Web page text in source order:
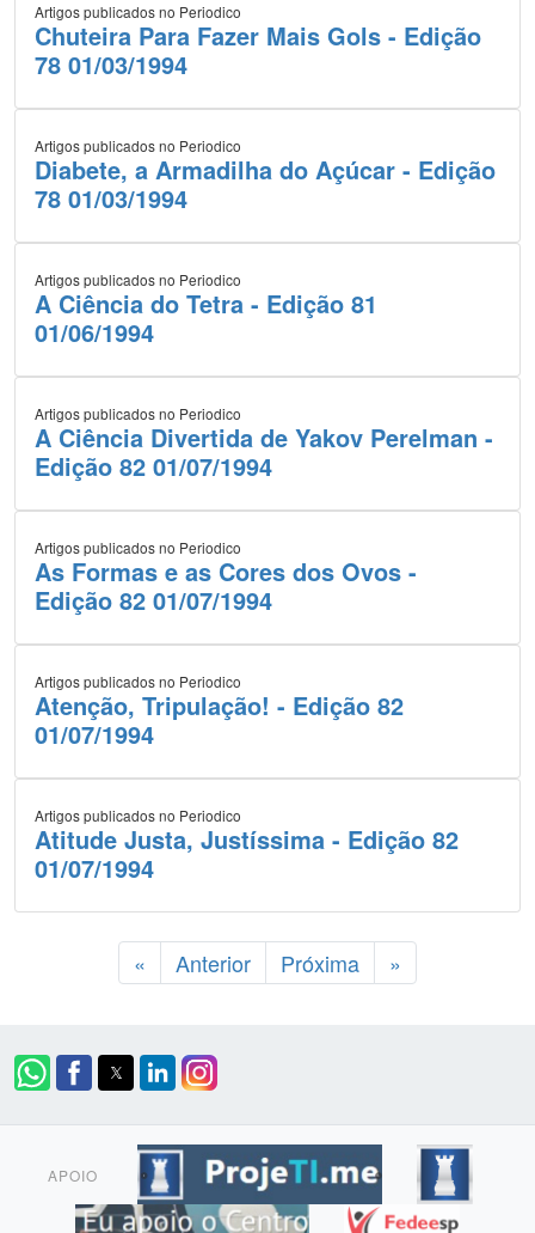
Artigos publicados no Periodico
Chuteira Para Fazer Mais Gols - Edição
78 01/03/1994
Artigos publicados no Periodico
Diabete, a Armadilha do Açúcar - Edição
78 01/03/1994
Artigos publicados no Periodico
A Ciência do Tetra - Edição 81
01/06/1994
Artigos publicados no Periodico
A Ciência Divertida de Yakov Perelman -
Edição 82 01/07/1994
Artigos publicados no Periodico
As Formas e as Cores dos Ovos -
Edição 82 01/07/1994
Artigos publicados no Periodico
Atenção, Tripulação! - Edição 82
01/07/1994
Artigos publicados no Periodico
Atitude Justa, Justíssima - Edição 82
01/07/1994
« Anterior Próxima »
APOIO